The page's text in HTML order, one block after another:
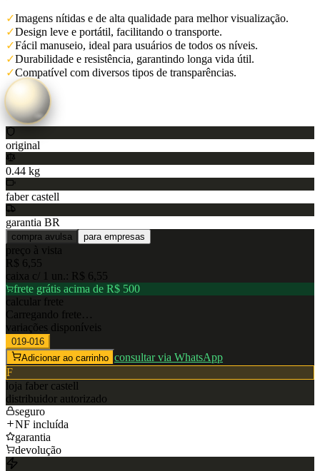
✓Imagens nítidas e de alta qualidade para melhor visualização.
✓Design leve e portátil, facilitando o transporte.
✓Fácil manuseio, ideal para usuários de todos os níveis.
✓Durabilidade e resistência, garantindo longa vida útil.
✓Compatível com diversos tipos de transparências.
original
0.44 kg
faber castell
garantia BR
compra avulsa para empresas
preço à vista
R$ 6,55
caixa c/
1 un.: R$ 6,55
frete grátis acima de R$ 500
calcular frete
Carregando frete…
variações disponíveis
019-016
Adicionar ao carrinho consultar via WhatsApp
F
loja faber castell
distribuidor autorizado
seguro
NF incluída
garantia
devolução